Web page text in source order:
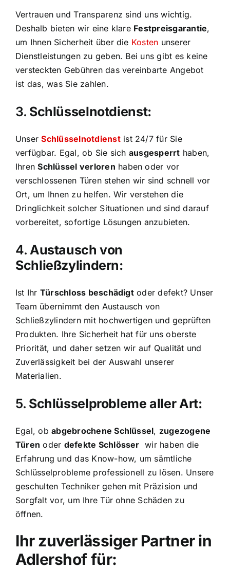
Vertrauen und Transparenz sind uns wichtig.
Deshalb bieten wir eine klare Festpreisgarantie,
um Ihnen Sicherheit über die Kosten unserer
Dienstleistungen zu geben. Bei uns gibt es keine
versteckten Gebühren das vereinbarte Angebot
ist das, was Sie zahlen.
3. Schlüsselnotdienst:
UnserSchlüsselnotdienstist 24/7 für Sie
verfügbar. Egal, ob Sie sich ausgesperrt haben,
IhrenSchlüssel verloren haben oder vor
verschlossenen Türen stehen wir sind schnell vor
Ort, um Ihnen zu helfen. Wir verstehen die
Dringlichkeit solcher Situationen und sind darauf
vorbereitet, sofortige Lösungen anzubieten.
4. Austausch von
Schließzylindern:
Ist Ihr Türschloss beschädigtoder defekt? Unser
Team übernimmt den Austausch von
Schließzylindern mit hochwertigen und geprüften
Produkten. Ihre Sicherheit hat für uns oberste
Priorität, und daher setzen wir auf Qualität und
Zuverlässigkeit bei der Auswahl unserer
Materialien.
5. Schlüsselprobleme aller Art:
Egal, obabgebrochene Schlüssel, zugezogene
Türen oder defekte Schlösser wir haben die
Erfahrung und das Know-how, um sämtliche
Schlüsselprobleme professionell zu lösen. Unsere
geschulten Techniker gehen mit Präzision und
Sorgfalt vor, um Ihre Tür ohne Schäden zu
öffnen.
Ihr zuverlässiger Partner in
Adlershof für: